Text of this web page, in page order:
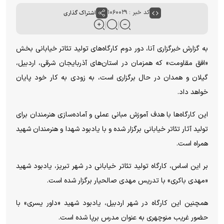
کد خبر : ۱۰۶۰۰۲۹ اشتراک گذاری
به گزارش خبرگزاری آنا، دور دوم کارگاه‌های تولید تئاتر خیابانی بخش
«افق مقاومت» که همزمان در استان‌های آذربایجان شرقی، اردبیل،
گیلان و همدان در حال برگزاری است، به زودی به کار خود پایان
خواهد داد.
این کارگاه‌ها با هدف آموزش مبانی عملی و آماده‌سازی هنرمندان برای
تولید آثار تئاتر خیابانی برگزار شده و با یادبود شهدا و هنرمندان شهید
همراه است.
بر این اساس، کارگاه تولید تئاتر خیابانی در شهر تبریز، یادبود شهید
«مهدی باکری» با تدریس مهدی صالحیار برگزار شده است.
همچنین این کارگاه در شهر اردبیل، یادبود شهید «داور یسری» با
حضور غریب منوچهری به عنوان مدرس برپا شده است.